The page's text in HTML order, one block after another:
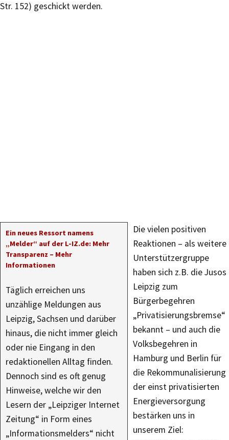
Str. 152) geschickt werden.
Ein neues Ressort namens
„Melder“ auf der L-IZ.de: Mehr
Transparenz – Mehr
Informationen
Täglich erreichen uns
unzählige Meldungen aus
Leipzig, Sachsen und darüber
hinaus, die nicht immer gleich
oder nie Eingang in den
redaktionellen Alltag finden.
Dennoch sind es oft genug
Hinweise, welche wir den
Lesern der „Leipziger Internet
Zeitung“ in Form eines
„Informationsmelders“ nicht
Die vielen positiven
Reaktionen – als weitere
Unterstützergruppe
haben sich z.B. die Jusos
Leipzig zum
Bürgerbegehren
„Privatisierungsbremse“
bekannt – und auch die
Volksbegehren in
Hamburg und Berlin für
die Rekommunalisierung
der einst privatisierten
Energieversorgung
bestärken uns in
unserem Ziel: